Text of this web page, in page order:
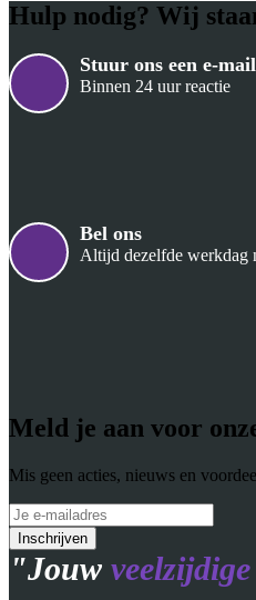
Hulp nodig? Wij
Stuur ons een e-mail
Binnen 24 uur reactie
Bel ons
Altijd dezelfde werkdag
Meld je aan voor
Mis geen acties, nieuws en
"Jouw veelzijdige